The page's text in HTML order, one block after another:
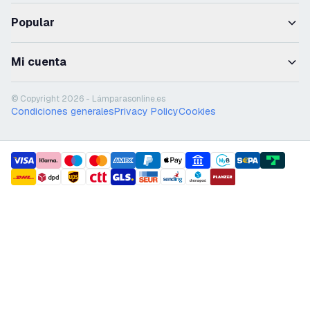
Popular
Mi cuenta
© Copyright 2026 - Lámparasonline.es
Condiciones generalesPrivacy PolicyCookies
payment methods
shipment methods